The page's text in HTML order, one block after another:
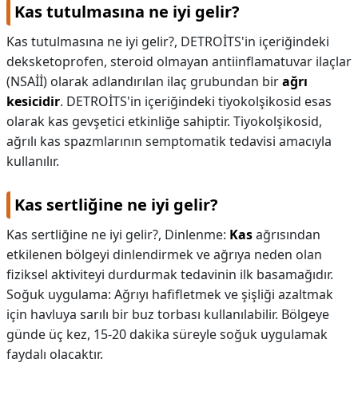
Kas tutulmasına ne iyi gelir?
Kas tutulmasına ne iyi gelir?, DETROİTS'in içeriğindeki
deksketoprofen, steroid olmayan antiinflamatuvar ilaçlar
(NSAİİ) olarak adlandırılan ilaç grubundan birağrı
kesicidir. DETROİTS'in içeriğindeki tiyokolşikosid esas
olarak kas gevşetici etkinliğe sahiptir. Tiyokolşikosid,
ağrılı kas spazmlarının semptomatik tedavisi amacıyla
kullanılır.
Kas sertliğine ne iyi gelir?
Kas sertliğine ne iyi gelir?, Dinlenme: Kasağrısından
etkilenen bölgeyi dinlendirmek ve ağrıya neden olan
fiziksel aktiviteyi durdurmak tedavinin ilk basamağıdır.
Soğuk uygulama: Ağrıyı hafifletmek ve şişliği azaltmak
için havluya sarılı bir buz torbası kullanılabilir. Bölgeye
günde üç kez, 15-20 dakika süreyle soğuk uygulamak
faydalı olacaktır.